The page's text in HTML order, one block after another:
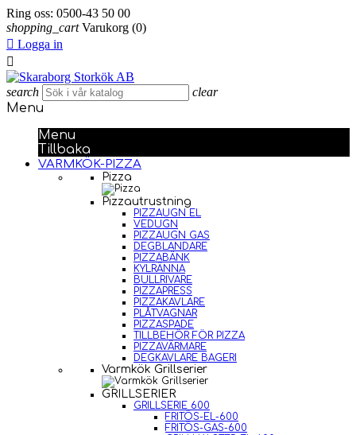
Ring oss: 0500-43 50 00
shopping_cart Varukorg (0)
 Logga in

search clear
Menu
Menu
Tillbaka
VARMKÖK-PIZZA
Pizza
Pizzautrustning
PIZZAUGN EL
VEDUGN
PIZZAUGN GAS
DEGBLANDARE
PIZZABÄNK
KYLRÄNNA
BULLRIVARE
PIZZAPRESS
PIZZAKAVLARE
PLÅTVAGNAR
PIZZASPADE
TILLBEHÖR FÖR PIZZA
PIZZAVÄRMARE
DEGKAVLARE BAGERI
Varmkök Grillserier
GRILLSERIER
GRILLSERIE 600
FRITÖS-EL-600
FRITÖS-GAS-600